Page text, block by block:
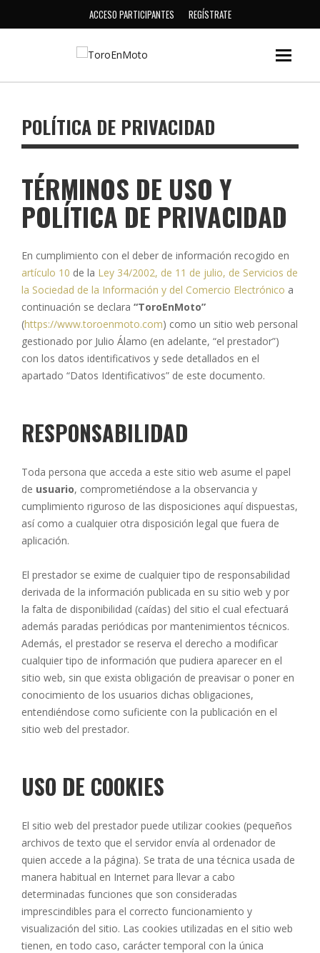
ACCESO PARTICIPANTES REGÍSTRATE
POLÍTICA DE PRIVACIDAD
TÉRMINOS DE USO Y
POLÍTICA DE PRIVACIDAD
En cumplimiento con el deber de información recogido en
artículo 10 de la Ley 34/2002, de 11 de julio, de Servicios de
la Sociedad de la Información y del Comercio Electrónico a
continuación se declara “ToroEnMoto”
(https://www.toroenmoto.com) como un sitio web personal
gestionado por Julio Álamo (en adelante, “el prestador”)
con los datos identificativos y sede detallados en el
apartado “Datos Identificativos” de este documento.
RESPONSABILIDAD
Toda persona que acceda a este sitio web asume el papel
de usuario, comprometiéndose a la observancia y
cumplimiento riguroso de las disposiciones aquí dispuestas,
así como a cualquier otra disposición legal que fuera de
aplicación.
El prestador se exime de cualquier tipo de responsabilidad
derivada de la información publicada en su sitio web y por
la falta de disponibilidad (caídas) del sitio el cual efectuará
además paradas periódicas por mantenimientos técnicos.
Además, el prestador se reserva el derecho a modificar
cualquier tipo de información que pudiera aparecer en el
sitio web, sin que exista obligación de preavisar o poner en
conocimiento de los usuarios dichas obligaciones,
entendiéndose como suficiente con la publicación en el
sitio web del prestador.
USO DE COOKIES
El sitio web del prestador puede utilizar cookies (pequeños
archivos de texto que el servidor envía al ordenador de
quien accede a la página). Se trata de una técnica usada de
manera habitual en Internet para llevar a cabo
determinadas funciones que son consideradas
imprescindibles para el correcto funcionamiento y
visualización del sitio. Las cookies utilizadas en el sitio web
tienen, en todo caso, carácter temporal con la única